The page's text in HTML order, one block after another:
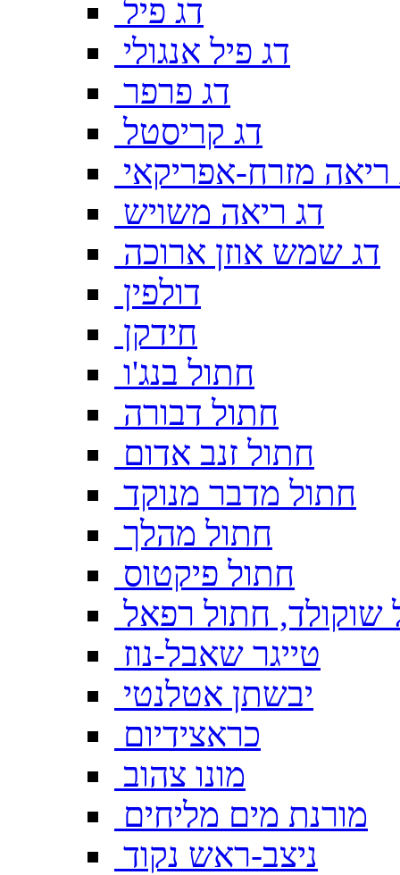
דג פיל
דג פיל אנגולי
דג פרפר
דג קריסטל
ריאה מזרח-אפריקאי
דג ריאה משויש
דג שמש אוזן ארוכה
דולפין
חידקן
חתול בנג'ו
חתול דבורה
חתול זנב אדום
חתול מדבר מנוקד
חתול מהלך
חתול פיקטוס
שוקולד, חתול רפאל
טייגר שאבל-נוז
יבשתן אטלנטי
כראצידיום
מונו צהוב
מורנת מים מליחים
ניצב-ראש נקוד